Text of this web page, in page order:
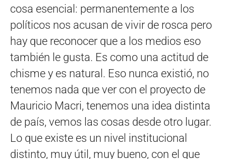
cosa esencial: permanentemente a los
políticos nos acusan de vivir de rosca pero
hay que reconocer que a los medios eso
también le gusta. Es como una actitud de
chisme y es natural. Eso nunca existió, no
tenemos nada que ver con el proyecto de
Mauricio Macri, tenemos una idea distinta
de país, vemos las cosas desde otro lugar.
Lo que existe es un nivel institucional
distinto, muy útil, muy bueno, con el que